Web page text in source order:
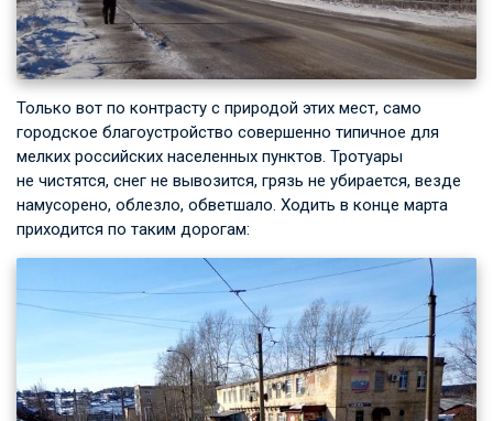
Только вот по контрасту с природой этих мест, само
городское благоустройство совершенно типичное для
мелких российских населенных пунктов. Тротуары
не чистятся, снег не вывозится, грязь не убирается, везде
намусорено, облезло, обветшало. Ходить в конце марта
приходится по таким дорогам: